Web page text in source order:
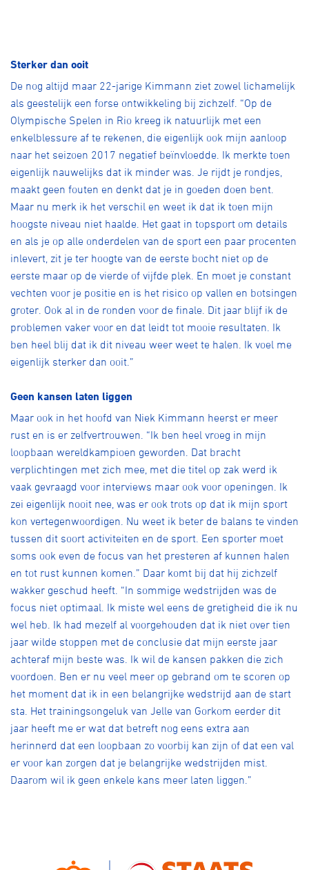
Sterker dan ooit
De nog altijd maar 22-jarige Kimmann ziet zowel lichamelijk
als geestelijk een forse ontwikkeling bij zichzelf. “Op de
Olympische Spelen in Rio kreeg ik natuurlijk met een
enkelblessure af te rekenen, die eigenlijk ook mijn aanloop
naar het seizoen 2017 negatief beïnvloedde. Ik merkte toen
eigenlijk nauwelijks dat ik minder was. Je rijdt je rondjes,
maakt geen fouten en denkt dat je in goeden doen bent.
Maar nu merk ik het verschil en weet ik dat ik toen mijn
hoogste niveau niet haalde. Het gaat in topsport om details
en als je op alle onderdelen van de sport een paar procenten
inlevert, zit je ter hoogte van de eerste bocht niet op de
eerste maar op de vierde of vijfde plek. En moet je constant
vechten voor je positie en is het risico op vallen en botsingen
groter. Ook al in de ronden voor de finale. Dit jaar blijf ik de
problemen vaker voor en dat leidt tot mooie resultaten. Ik
ben heel blij dat ik dit niveau weer weet te halen. Ik voel me
eigenlijk sterker dan ooit.”
Geen kansen laten liggen
Maar ook in het hoofd van Niek Kimmann heerst er meer
rust en is er zelfvertrouwen. “Ik ben heel vroeg in mijn
loopbaan wereldkampioen geworden. Dat bracht
verplichtingen met zich mee, met die titel op zak werd ik
vaak gevraagd voor interviews maar ook voor openingen. Ik
zei eigenlijk nooit nee, was er ook trots op dat ik mijn sport
kon vertegenwoordigen. Nu weet ik beter de balans te vinden
tussen dit soort activiteiten en de sport. Een sporter moet
soms ook even de focus van het presteren af kunnen halen
en tot rust kunnen komen.” Daar komt bij dat hij zichzelf
wakker geschud heeft. “In sommige wedstrijden was de
focus niet optimaal. Ik miste wel eens de gretigheid die ik nu
wel heb. Ik had mezelf al voorgehouden dat ik niet over tien
jaar wilde stoppen met de conclusie dat mijn eerste jaar
achteraf mijn beste was. Ik wil de kansen pakken die zich
voordoen. Ben er nu veel meer op gebrand om te scoren op
het moment dat ik in een belangrijke wedstrijd aan de start
sta. Het trainingsongeluk van Jelle van Gorkom eerder dit
jaar heeft me er wat dat betreft nog eens extra aan
herinnerd dat een loopbaan zo voorbij kan zijn of dat een val
er voor kan zorgen dat je belangrijke wedstrijden mist.
Daarom wil ik geen enkele kans meer laten liggen.”